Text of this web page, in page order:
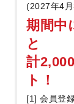
(2027年4
期間中
と
計
ト！
[1] 会員登